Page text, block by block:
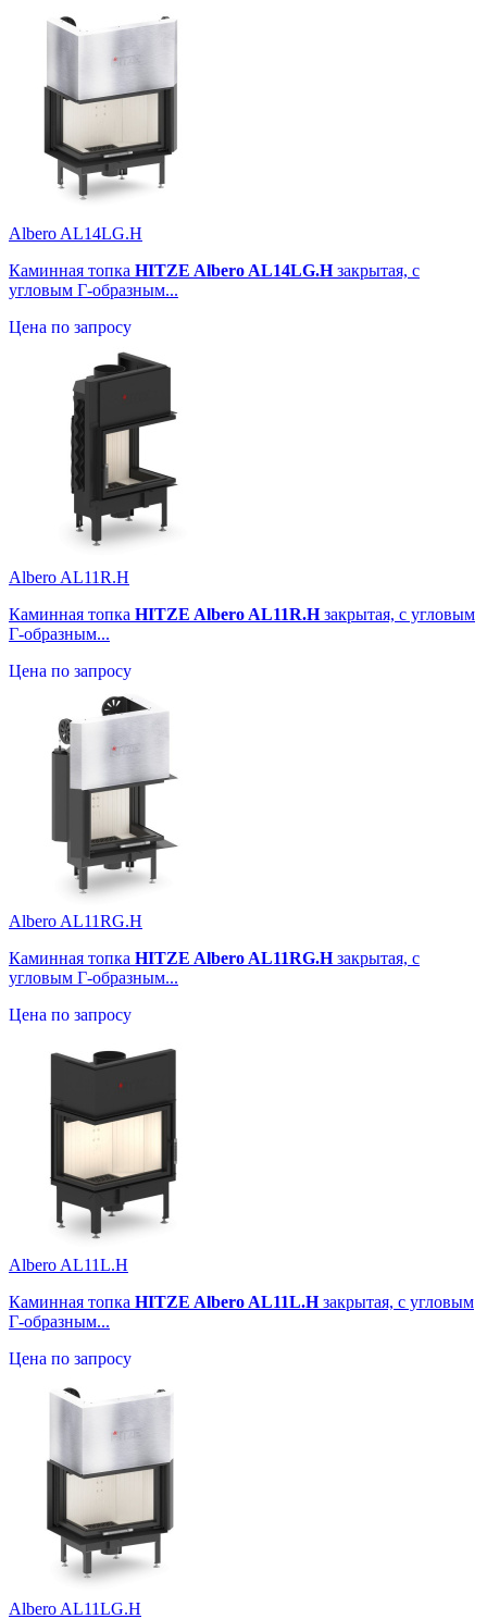
Albero AL14LG.H
Каминная топка HITZE Albero AL14LG.Hзакрытая, с
угловым Г-образным...
Цена по запросу
Albero AL11R.H
Каминная топка HITZE Albero AL11R.Hзакрытая, с угловым
Г-образным...
Цена по запросу
Albero AL11RG.H
Каминная топка HITZE Albero AL11RG.Hзакрытая, с
угловым Г-образным...
Цена по запросу
Albero AL11L.H
Каминная топка HITZE Albero AL11L.Hзакрытая, с угловым
Г-образным...
Цена по запросу
Albero AL11LG.H